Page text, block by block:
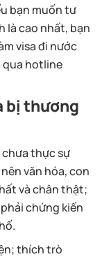
bạn muốn tư
là cao nhất, bạn
visa đi nước
qua hotline
bị thương
chưa thực sự
văn hóa, con
và chân thật;
chứng kiến
thích trò